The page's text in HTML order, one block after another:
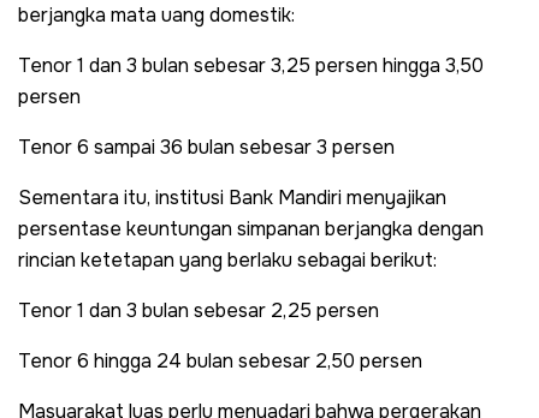
berjangka mata uang domestik:
Tenor 1 dan 3 bulan sebesar 3,25 persen hingga 3,50
persen
Tenor 6 sampai 36 bulan sebesar 3 persen
Sementara itu, institusi Bank Mandiri menyajikan
persentase keuntungan simpanan berjangka dengan
rincian ketetapan yang berlaku sebagai berikut:
Tenor 1 dan 3 bulan sebesar 2,25 persen
Tenor 6 hingga 24 bulan sebesar 2,50 persen
Masyarakat luas perlu menyadari bahwa pergerakan